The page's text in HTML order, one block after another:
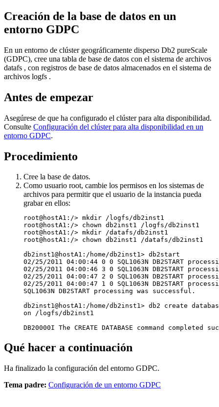
Creación de la base de datos en un
entorno GDPC
En un entorno de clúster geográficamente disperso Db2 pureScale
(GDPC), cree una tabla de base de datos con el sistema de archivos
datafs , con registros de base de datos almacenados en el sistema de
archivos logfs .
Antes de empezar
Asegúrese de que ha configurado el clúster para alta disponibilidad.
Consulte Configuración del clúster para alta disponibilidad en un
entorno GDPC.
Procedimiento
Cree la base de datos.
Como usuario root, cambie los permisos en los sistemas de
archivos para permitir que el usuario de la instancia pueda
grabar en ellos:
root@hostA1:/> mkdir /logfs/db2inst1
root@hostA1:/> chown db2inst1 /logfs/db2inst1
root@hostA1:/> mkdir /datafs/db2inst1
root@hostA1:/> chown db2inst1 /datafs/db2inst1
db2inst1@hostA1:/home/db2inst1> db2start
02/25/2011 04:00:44 0 0 SQL1063N DB2START
02/25/2011 04:00:46 3 0 SQL1063N DB2START
02/25/2011 04:00:47 2 0 SQL1063N DB2START
02/25/2011 04:00:47 1 0 SQL1063N DB2START
SQL1063N DB2START processing was successful.
db2inst1@hostA1:/home/db2inst1> db2 create
on /logfs/db2inst1
DB20000I The CREATE DATABASE command completed
Qué hacer a continuación
Ha finalizado la configuración del entorno GDPC.
Tema padre: Configuración de un entorno GDPC